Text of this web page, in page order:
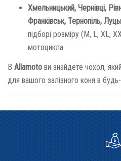
Хмельницький, Чернівці,
Франківськ, Тернопіль,
підборі розміру (M, L, XL,
мотоцикла.
В Allamoto ви знайдете чохол,
для вашого залізного коня в